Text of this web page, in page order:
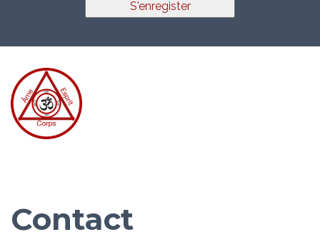
S'enregister
Contact